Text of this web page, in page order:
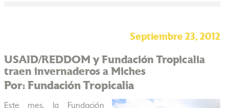
Septiembre 23, 2012
USAID/REDDOM y Fundación Tropicalia
traen invernaderos a Miches
Por: Fundación Tropicalia
Este mes, la Fundación